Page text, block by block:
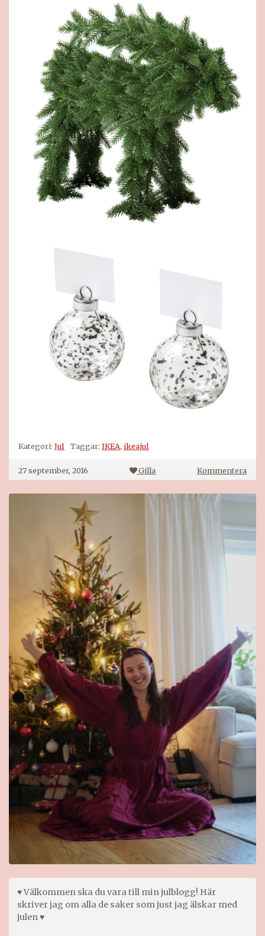
Kategori: Jul Taggar: IKEA, ikeajul
27 september, 2016 Gilla Kommenterapå
Jul
på
♥ Välkommen ska du vara till min julblogg! Här
skriver jag om alla de saker som just jag älskar med
julen ♥